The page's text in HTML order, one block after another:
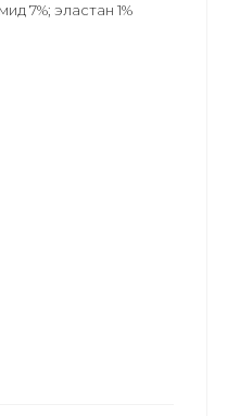
7%; эластан 1%